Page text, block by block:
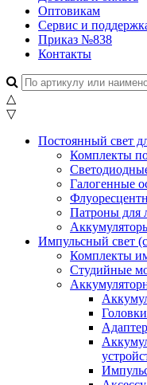
Оптовикам
Сервис и
Приказ №838
Контакты
△
▽
Постоянный свет
Комплекты
Галогенные
Патроны для
Импульсный свет
Комплекты
Студийные